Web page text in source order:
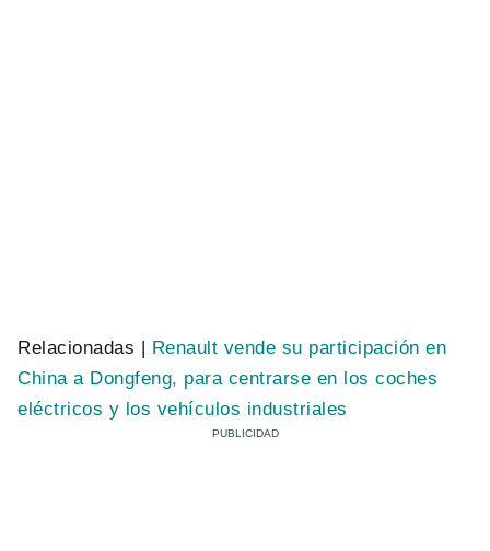
Relacionadas | Renault vende su participación en
China a Dongfeng, para centrarse en los coches
eléctricos y los vehículos industriales